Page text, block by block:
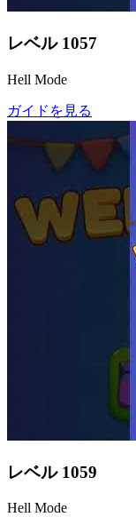
レベル 1057
Hell Mode
ガイドを見る
レベル 1059
Hell Mode